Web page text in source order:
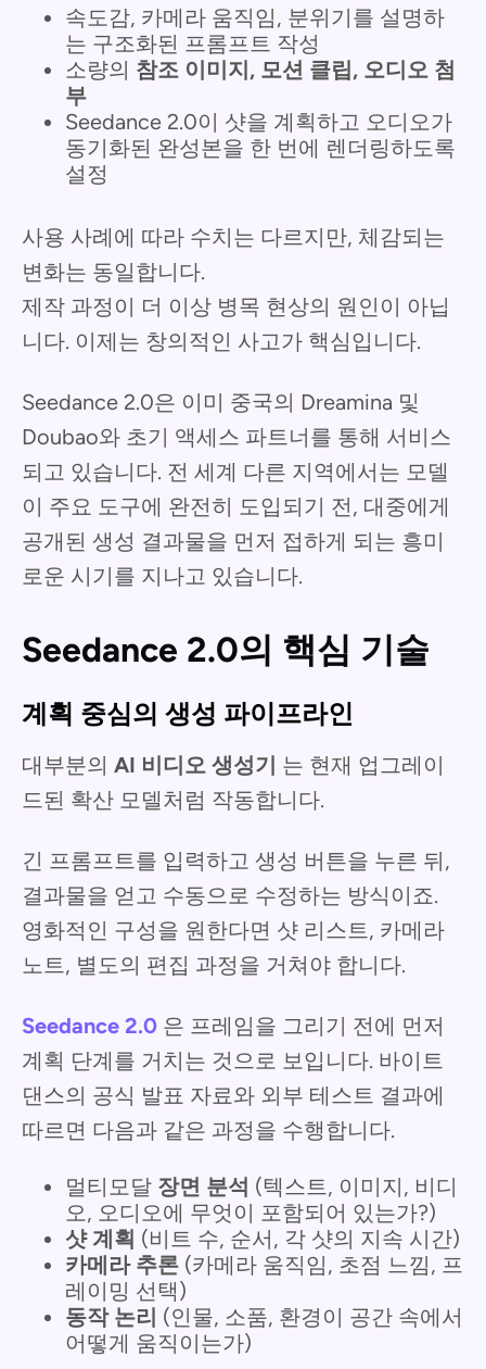
속도감, 카메라 움직임, 분위기를 설명하
는 구조화된 프롬프트 작성
소량의 참조 이미지, 모션 클립, 오디오 첨
부
Seedance 2.0이 샷을 계획하고 오디오가
동기화된 완성본을 한 번에 렌더링하도록
설정
사용 사례에 따라 수치는 다르지만, 체감되는
변화는 동일합니다.
제작 과정이 더 이상 병목 현상의 원인이 아닙
니다. 이제는 창의적인 사고가 핵심입니다.
Seedance 2.0은 이미 중국의 Dreamina 및
Doubao와 초기 액세스 파트너를 통해 서비스
되고 있습니다. 전 세계 다른 지역에서는 모델
이 주요 도구에 완전히 도입되기 전, 대중에게
공개된 생성 결과물을 먼저 접하게 되는 흥미
로운 시기를 지나고 있습니다.
Seedance 2.0의 핵심 기술
계획 중심의 생성 파이프라인
대부분의 AI 비디오 생성기 는 현재 업그레이
드된 확산 모델처럼 작동합니다.
긴 프롬프트를 입력하고 생성 버튼을 누른 뒤,
결과물을 얻고 수동으로 수정하는 방식이죠.
영화적인 구성을 원한다면 샷 리스트, 카메라
노트, 별도의 편집 과정을 거쳐야 합니다.
Seedance 2.0 은 프레임을 그리기 전에 먼저
계획 단계를 거치는 것으로 보입니다. 바이트
댄스의 공식 발표 자료와 외부 테스트 결과에
따르면 다음과 같은 과정을 수행합니다.
멀티모달 장면 분석 (텍스트, 이미지, 비디
오, 오디오에 무엇이 포함되어 있는가?)
샷 계획 (비트 수, 순서, 각 샷의 지속 시간)
카메라 추론 (카메라 움직임, 초점 느낌, 프
레이밍 선택)
동작 논리 (인물, 소품, 환경이 공간 속에서
어떻게 움직이는가)